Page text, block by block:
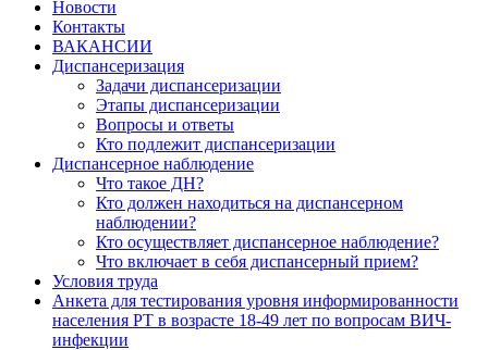
Новости
Контакты
ВАКАНСИИ
Диспансеризация
Задачи диспансеризации
Этапы диспансеризации
Вопросы и ответы
Кто подлежит диспансеризации
Диспансерное наблюдение
Что такое ДН?
Кто должен находиться на диспансерном
наблюдении?
Кто осуществляет диспансерное наблюдение?
Что включает в себя диспансерный прием?
Условия труда
Анкета для тестирования уровня информированности
населения РТ в возрасте 18-49 лет по вопросам ВИЧ-
инфекции